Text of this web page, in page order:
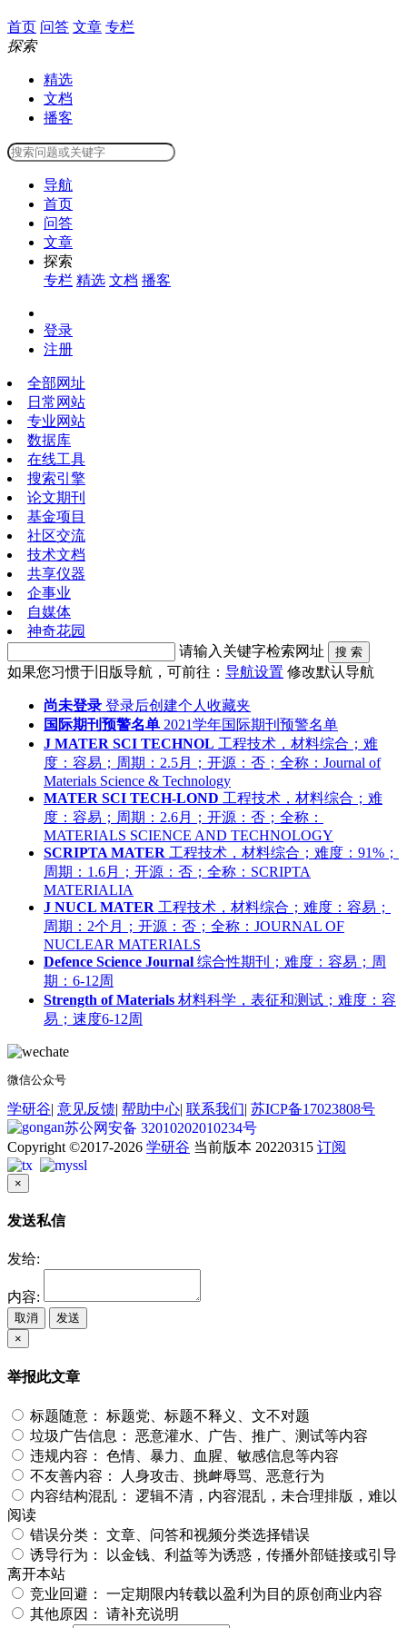
首页 问答 文章 专栏
探索
精选
文档
播客
导航
首页
问答
文章
探索
专栏 精选 文档 播客
登录
注册
全部网址
日常网站
专业网站
数据库
在线工具
搜索引擎
论文期刊
基金项目
社区交流
技术文档
共享仪器
企事业
自媒体
神奇花园
请输入关键字检索网址
搜 索
如果您习惯于旧版导航，可前往： 导航设置 修改默认导航
尚未登录 登录后创建个人收藏夹
国际期刊预警名单 2021学年国际期刊预警名单
J MATER SCI TECHNOL 工程技术，材料综合；难
度：容易；周期：2.5月；开源：否；全称：Journal of
Materials Science & Technology
MATER SCI TECH-LOND 工程技术，材料综合；难
度：容易；周期：2.6月；开源：否；全称：
MATERIALS SCIENCE AND TECHNOLOGY
SCRIPTA MATER 工程技术，材料综合；难度：91%；
周期：1.6月；开源：否；全称：SCRIPTA
MATERIALIA
J NUCL MATER 工程技术，材料综合；难度：容易；
周期：2个月；开源：否；全称：JOURNAL OF
NUCLEAR MATERIALS
Defence Science Journal 综合性期刊；难度：容易；周
期：6-12周
Strength of Materials 材料科学，表征和测试；难度：容
易；速度6-12周
微信公众号
学研谷| 意见反馈| 帮助中心| 联系我们| 苏ICP备17023808号
苏公网安备 32010202010234号
Copyright ©2017-2026 学研谷 当前版本 20220315 订阅
×
发送私信
发给:
内容:
取消
发送
×
举报此文章
标题随意： 标题党、标题不释义、文不对题
垃圾广告信息： 恶意灌水、广告、推广、测试等内容
违规内容： 色情、暴力、血腥、敏感信息等内容
不友善内容：
人身攻击、挑衅辱骂、恶意行为
内容结构混乱： 逻辑不清，内容混乱，未合理排版，难以
阅读
错误分类： 文章、问答和视频分类选择错误
诱导行为：
以金钱、利益等为诱惑，传播外部链接或引导
离开本站
竞业回避： 一定期限内转载以盈利为目的原创商业内容
其他原因： 请补充说明